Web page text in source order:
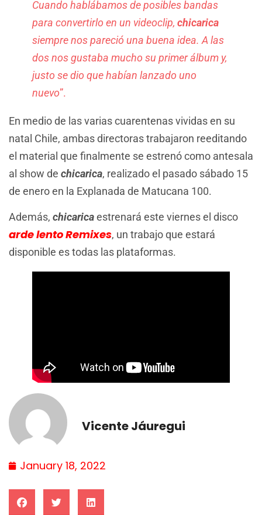
Cuando hablábamos de posibles bandas
para convertirlo en un videoclip, chicarica
siempre nos pareció una buena idea. A las
dos nos gustaba mucho su primer álbum y,
justo se dio que habían lanzado uno
nuevo”.
En medio de las varias cuarentenas vividas en su
natal Chile, ambas directoras trabajaron reeditando
el material que finalmente se estrenó como antesala
al show de chicarica, realizado el pasado sábado 15
de enero en la Explanada de Matucana 100.
Además, chicaricaestrenará este viernes el disco
arde lento Remixes, un trabajo que estará
disponible es todas las plataformas.
Vicente Jáuregui
January 18, 2022